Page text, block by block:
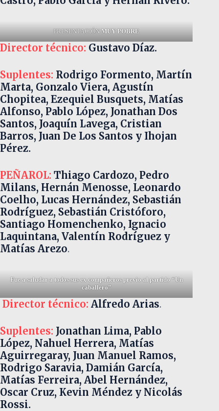
PRESENTACIÓNMUY POBRE
Director técnico: Gustavo Díaz.
Suplentes: Rodrigo Formento, Martín
Marta, Gonzalo Viera, Agustín
Chopitea, Ezequiel Busquets, Matías
Alfonso, Pablo López, Jonathan Dos
Santos, Joaquín Lavega, Cristian
Barros, Juan De Los Santos y Ihojan
Pérez.
PEÑAROL: Thiago Cardozo, Pedro
Milans, Hernán Menosse, Leonardo
Coelho, Lucas Hernández, Sebastián
Rodríguez, Sebastián Cristóforo,
Santiago Homenchenko, Ignacio
Laquintana, Valentín Rodríguez y
Matías Arezo.
Fue a saludar a todos sus ex compañeros previo al partido “Un
caballero”
Director técnico: Alfredo Arias.
Suplentes: Jonathan Lima, Pablo
López, Nahuel Herrera, Matías
Aguirregaray, Juan Manuel Ramos,
Rodrigo Saravia, Damián García,
Matías Ferreira, Abel Hernández,
Oscar Cruz, Kevin Méndez y Nicolás
Rossi.